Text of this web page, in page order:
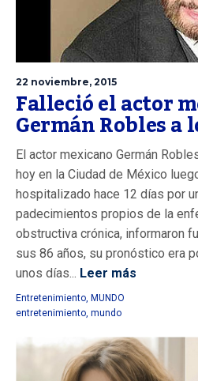
22 noviembre, 2015
Falleció el actor
Germán Robles a
El actor mexicano Germán
hoy en la Ciudad de México
hospitalizado hace 12 días por
padecimientos propios de la
obstructiva crónica, informaron
sus 86 años, su pronóstico era
unos días... Leer más
Entretenimiento, MUNDO
entretenimiento, mundo